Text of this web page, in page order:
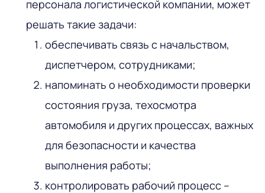
персонала логистической компании, может
решать такие задачи:
обеспечивать связь с начальством,
диспетчером, сотрудниками;
напоминать о необходимости проверки
состояния груза, техосмотра
автомобиля и других процессах, важных
для безопасности и качества
выполнения работы;
контролировать рабочий процесс –